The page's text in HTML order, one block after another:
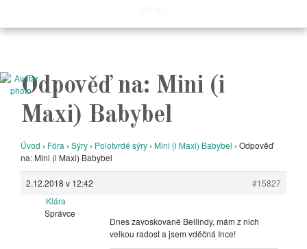
Odpověď na: Mini (i
Maxi) Babybel
Úvod › Fóra › Sýry › Polotvrdé sýry › Mini (i Maxi) Babybel › Odpověď
na: Mini (i Maxi) Babybel
2.12.2018 v 12:42
#15827
Klára
Správce
Dnes zavoskované Bellindy, mám z nich
velkou radost a jsem vděčná Ince!